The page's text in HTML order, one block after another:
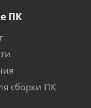
ПК
сборки ПК